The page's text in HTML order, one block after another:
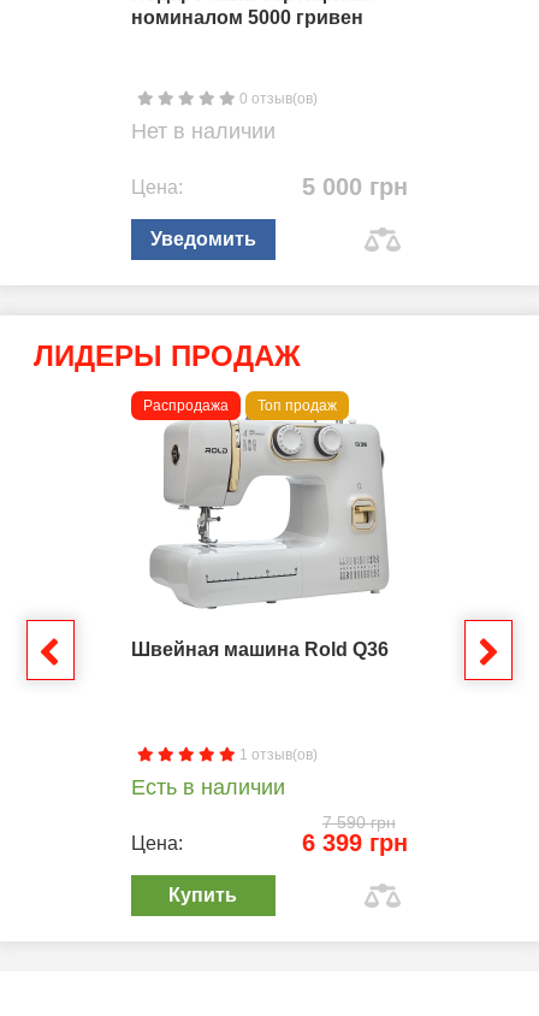
номиналом 5000 гривен
0 отзыв(ов)
Нет в наличии
Цена: 5 000 грн
Уведомить
ЛИДЕРЫ ПРОДАЖ
Распродажа Топ продаж
Швейная машина Rold Q36
1 отзыв(ов)
Есть в наличии
7 590 грн
Цена: 6 399 грн
Купить